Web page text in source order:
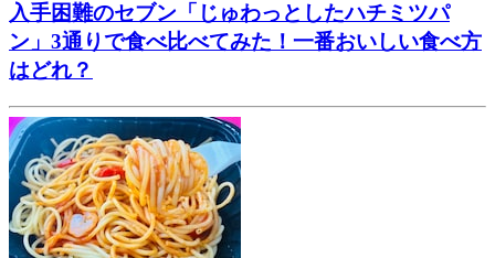
入手困難のセブン「じゅわっとしたハチミツパ
ン」3通りで食べ比べてみた！一番おいしい食べ方
はどれ？